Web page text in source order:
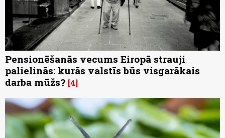
Pensionēšanās vecums Eiropā strauji
palielinās: kurās valstīs būs visgarākais
darba mūžs? 4